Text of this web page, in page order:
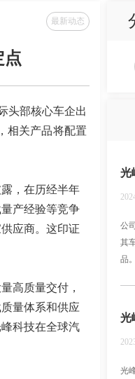
最新动态
点
头部核心车企出
相关产品将配置
，在历经半年
产经验等竞争
应商。这印证
高质量交付，
量体系和供应
科技在全球汽
公
其
品。
光